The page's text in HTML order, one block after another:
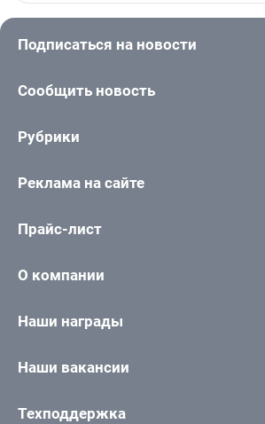
Подписаться на новости
Сообщить новость
Рубрики
Реклама на сайте
Прайс-лист
О компании
Наши награды
Наши вакансии
Техподдержка